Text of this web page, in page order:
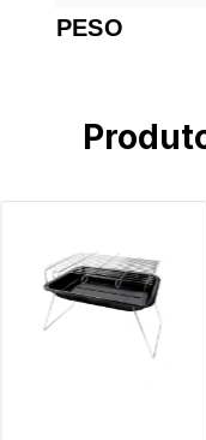
PESO